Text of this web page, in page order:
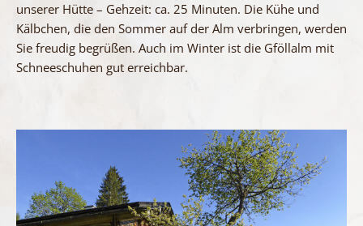
unserer Hütte – Gehzeit: ca. 25 Minuten. Die Kühe und
Kälbchen, die den Sommer auf der Alm verbringen, werden
Sie freudig begrüßen. Auch im Winter ist die Gföllalm mit
Schneeschuhen gut erreichbar.